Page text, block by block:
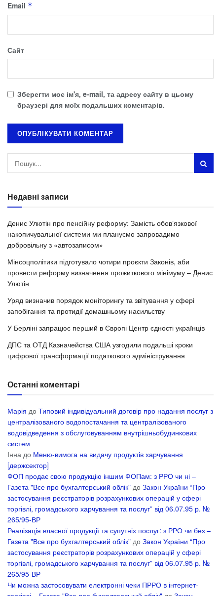
Email *
Сайт
Зберегти моє ім'я, e-mail, та адресу сайту в цьому
браузері для моїх подальших коментарів.
Недавні записи
Денис Улютін про пенсійну реформу: Замість обовʼязкової
накопичувальної системи ми плануємо запровадимо
добровільну з «автозаписом»
Мінсоцполітики підготувало чотири проєкти Законів, аби
провести реформу визначення прожиткового мінімуму – Денис
Улютін
Уряд визначив порядок моніторингу та звітування у сфері
запобігання та протидії домашньому насильству
У Берліні запрацює перший в Європі Центр єдності українців
ДПС та ОТД Казначейства США узгодили подальші кроки
цифрової трансформації податкового адміністрування
Останні коментарі
Марія до Типовий індивідуальний договір про надання послуг з
централізованого водопостачання та централізованого
водовідведення з обслуговуванням внутрішньобудинкових
систем
Інна до Меню-вимога на видачу продуктів харчування
[держсектор]
ФОП продає свою продукцію іншим ФОПам: з РРО чи ні –
Газета "Все про бухгалтерський облік" до Закон України “Про
застосування реєстраторів розрахункових операцій у сфері
торгівлі, громадського харчування та послуг” від 06.07.95 р. №
265/95-ВР
Реалізація власної продукції та супутніх послуг: з РРО чи без –
Газета "Все про бухгалтерський облік" до Закон України “Про
застосування реєстраторів розрахункових операцій у сфері
торгівлі, громадського харчування та послуг” від 06.07.95 р. №
265/95-ВР
Чи можна застосовувати електронні чеки ПРРО в інтернет-